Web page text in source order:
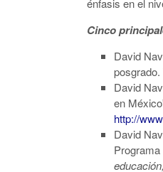
énfasis en el
Cinco
David
David
en
http://
David
educación,